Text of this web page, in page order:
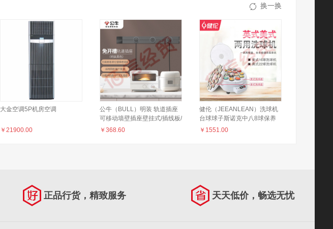
换一换
大金空调5P机房空调
￥ 21900.00
公牛（BULL）明装 轨道插座
可移动墙壁插座壁挂式/插线板/
接线板 多功能免打孔 50厘米
￥ 368.60
健伦（JEEANLEAN）洗球机
台球球子斯诺克中八8球保养
清洗机桌水晶球羊毛圈用品配
￥ 1551.00
正品行货，精致服务 天天低价，畅选无忧